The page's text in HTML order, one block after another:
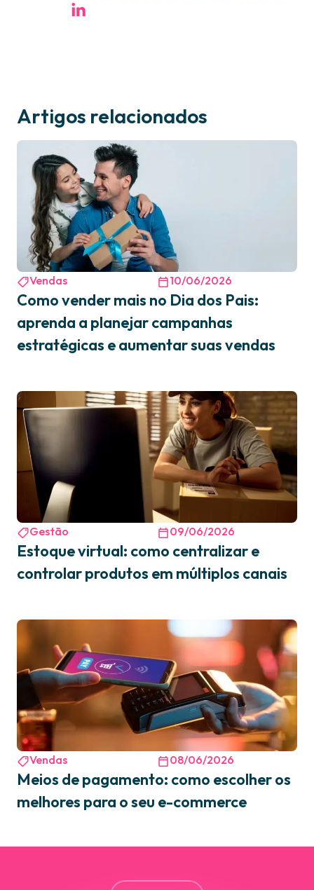
Artigos relacionados
Vendas 10/06/2026
Como vender mais no Dia dos Pais:
aprenda a planejar campanhas
estratégicas e aumentar suas vendas
Gestão 09/06/2026
Estoque virtual: como centralizar e
controlar produtos em múltiplos canais
Vendas 08/06/2026
Meios de pagamento: como escolher os
melhores para o seu e-commerce